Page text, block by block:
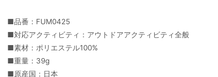
■品番：FUM0425
■対応アクティビティ：アウトドアアクティビティ全般
■素材：ポリエステル100%
■重量：39g
■原産国：日本